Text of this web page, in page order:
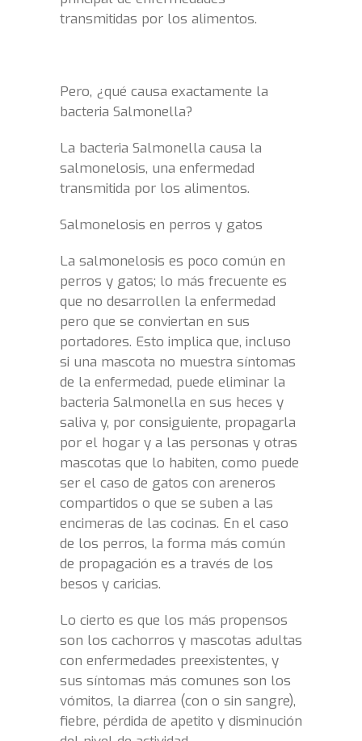
transmitidas por los alimentos.
Pero, ¿qué causa exactamente la
bacteria Salmonella?
La bacteria Salmonella causa la
salmonelosis, una enfermedad
transmitida por los alimentos.
Salmonelosis en perros y gatos
La salmonelosis es poco común en
perros y gatos; lo más frecuente es
que no desarrollen la enfermedad
pero que se conviertan en sus
portadores. Esto implica que, incluso
si una mascota no muestra síntomas
de la enfermedad, puede eliminar la
bacteria Salmonella en sus heces y
saliva y, por consiguiente, propagarla
por el hogar y a las personas y otras
mascotas que lo habiten, como puede
ser el caso de gatos con areneros
compartidos o que se suben a las
encimeras de las cocinas. En el caso
de los perros, la forma más común
de propagación es a través de los
besos y caricias.
Lo cierto es que los más propensos
son los cachorros y mascotas adultas
con enfermedades preexistentes, y
sus síntomas más comunes son los
vómitos, la diarrea (con o sin sangre),
fiebre, pérdida de apetito y disminución